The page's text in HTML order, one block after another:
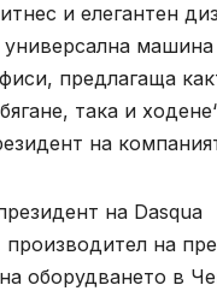
и елегантен
машина
предлагаща
така и
на
на Dasqua
производител на
оборудването в